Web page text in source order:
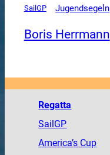
SailGP Jugendsegeln
Boris Herrmann
Regatta
SailGP
America’s Cup